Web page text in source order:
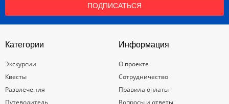
ПОДПИСАТЬСЯ
Категории
Экскурсии
Квесты
Развлечения
Путеводитель
Информация
О проекте
Сотрудничество
Правила оплаты
Вопросы и ответы